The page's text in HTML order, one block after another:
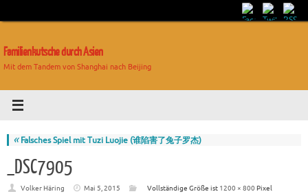
Familienkutsche durch Asien
Mit dem Tandem von Shanghai nach Beijing
«Falsches Spiel mit Tuzi Luojie (谁陷害了兔子罗杰)
_DSC7905
Volker Häring Mai 5, 2015 Vollständige Größe ist 1200 × 800 Pixel